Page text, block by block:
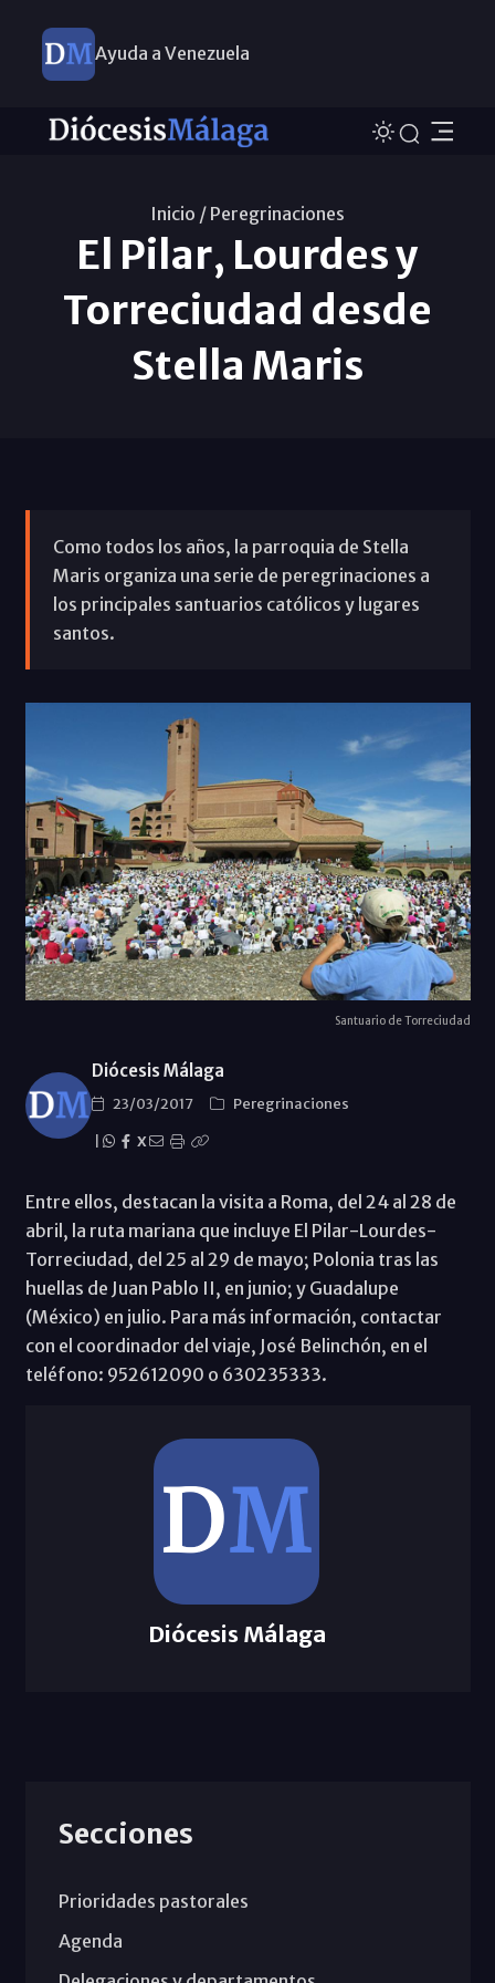
Ayuda a Venezuela
Inicio / Peregrinaciones
El Pilar, Lourdes y
Torreciudad desde
Stella Maris
Como todos los años, la parroquia de Stella
Maris organiza una serie de peregrinaciones a
los principales santuarios católicos y lugares
santos.
Santuario de Torreciudad
Diócesis Málaga
23/03/2017
Peregrinaciones
X
Entre ellos, destacan la visita a Roma, del 24 al 28 de
abril, la ruta mariana que incluye El Pilar-Lourdes-
Torreciudad, del 25 al 29 de mayo; Polonia tras las
huellas de Juan Pablo II, en junio; y Guadalupe
(México) en julio. Para más información, contactar
con el coordinador del viaje, José Belinchón, en el
teléfono: 952612090 o 630235333.
Diócesis Málaga
Secciones
Prioridades pastorales
Agenda